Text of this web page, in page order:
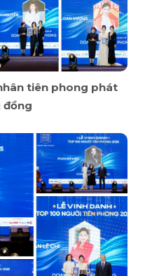
tiên phong phát
đồng